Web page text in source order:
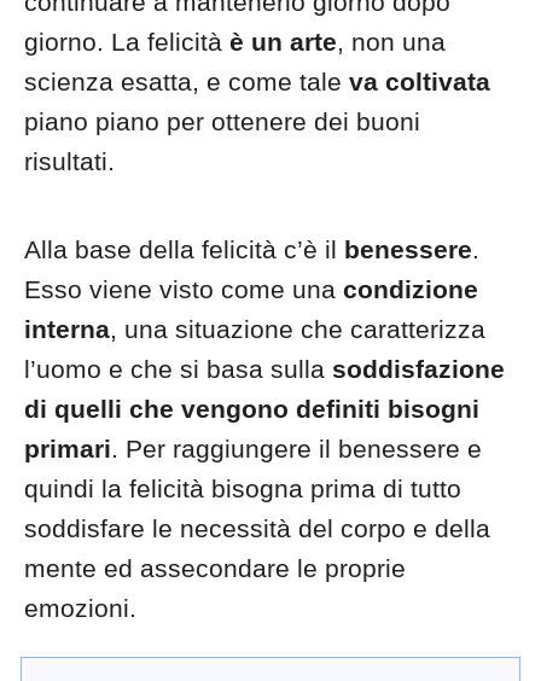
giorno. La felicità è un arte, non una
scienza esatta, e come tale va coltivata
piano piano per ottenere dei buoni
risultati.
Alla base della felicità c’è il benessere.
Esso viene visto come una condizione
interna, una situazione che caratterizza
l’uomo e che si basa sulla soddisfazione
di quelli che vengono definiti bisogni
primari. Per raggiungere il benessere e
quindi la felicità bisogna prima di tutto
soddisfare le necessità del corpo e della
mente ed assecondare le proprie
emozioni.